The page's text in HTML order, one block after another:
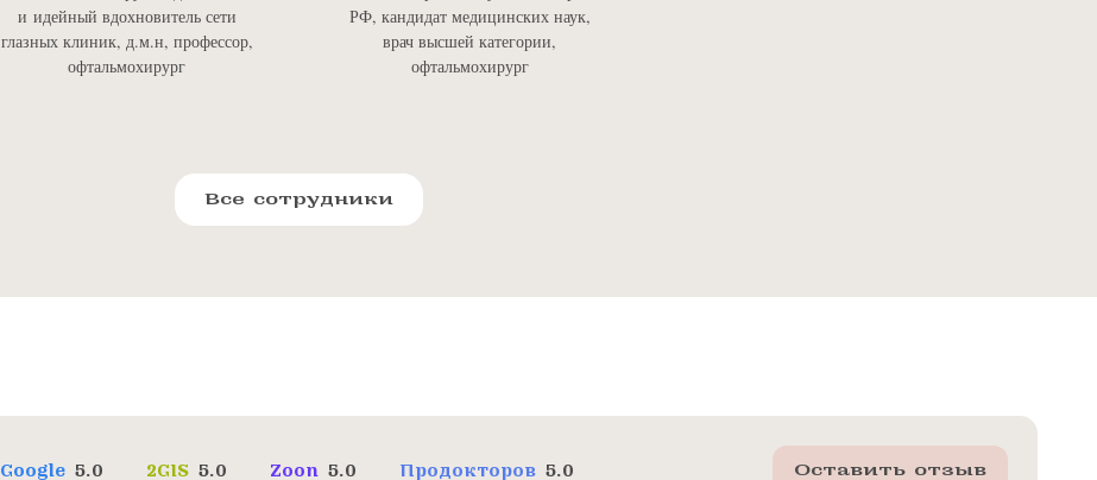
и идейный вдохновитель сети
глазных клиник, д.м.н, профессор,
офтальмохирург
РФ, кандидат медицинских наук,
врач высшей категории,
офтальмохирург
Все сотрудники
Google 5.0 2GIS 5.0 Zoon 5.0 Продокторов 5.0 Оставить отзыв